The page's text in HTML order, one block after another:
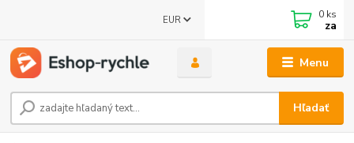
Menu
EUR
Hľadať
0 ks
za